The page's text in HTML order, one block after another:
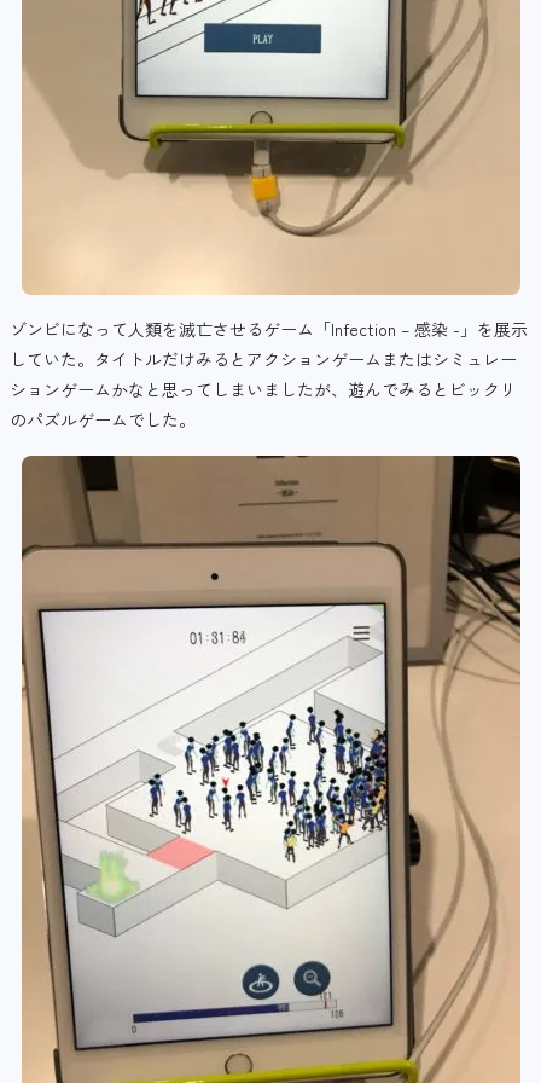
ゾンビになって人類を滅亡させるゲーム「Infection – 感染 -」を展示
していた。タイトルだけみるとアクションゲームまたはシミュレー
ションゲームかなと思ってしまいましたが、遊んでみるとビックリ
のパズルゲームでした。